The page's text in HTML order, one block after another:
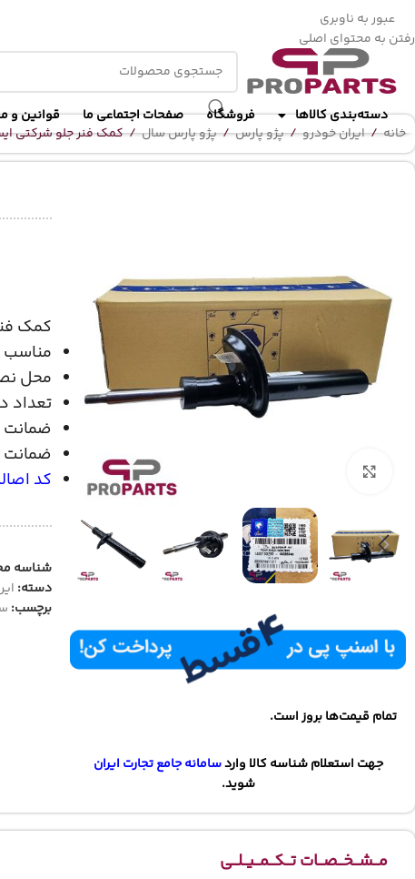
عبور به ناوبری
رفتن به محتوای اصلی
دسته‌بندی کالاها فروشگاه صفحات اجتماعی ما قوانین و
خانه/ایران خودرو/پژو پارس/پژو پارس سال/کمک فنر جلو شرکتی
تمام قیمت‌ها بروز است.
جهت استعلام شناسه کالا واردسامانه جامع تجارت ایران
شوید.
کمک
مناسب
محل
تعداد
ضمانت
کد اصالت
شناسه
دسته:
برچسب:
مــشــخــصــات تــکــمــیــلــی